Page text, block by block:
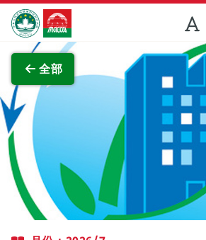
跳至主内容
澳門特別行政區政府旅遊局
全部
查看原圖